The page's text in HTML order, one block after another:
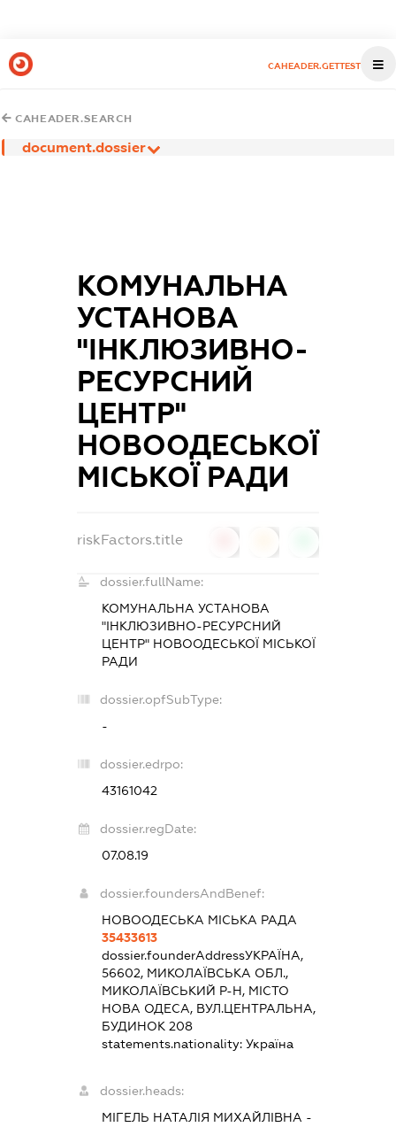
CAHEADER.GETTEST
CAHEADER.SEARCH
document.dossier
КОМУНАЛЬНА
УСТАНОВА
"ІНКЛЮЗИВНО-
РЕСУРСНИЙ
ЦЕНТР"
НОВООДЕСЬКОЇ
МІСЬКОЇ РАДИ
riskFactors.title
dossier.fullName:
КОМУНАЛЬНА УСТАНОВА
"ІНКЛЮЗИВНО-РЕСУРСНИЙ
ЦЕНТР" НОВООДЕСЬКОЇ МІСЬКОЇ
РАДИ
dossier.opfSubType:
-
dossier.edrpo:
43161042
dossier.regDate:
07.08.19
dossier.foundersAndBenef:
НОВООДЕСЬКА МІСЬКА РАДА
35433613
dossier.founderAddressУКРАЇНА,
56602, МИКОЛАЇВСЬКА ОБЛ.,
МИКОЛАЇВСЬКИЙ Р-Н, МІСТО
НОВА ОДЕСА, ВУЛ.ЦЕНТРАЛЬНА,
БУДИНОК 208
statements.nationality:Україна
dossier.heads:
МІГЕЛЬ НАТАЛІЯ МИХАЙЛІВНА -